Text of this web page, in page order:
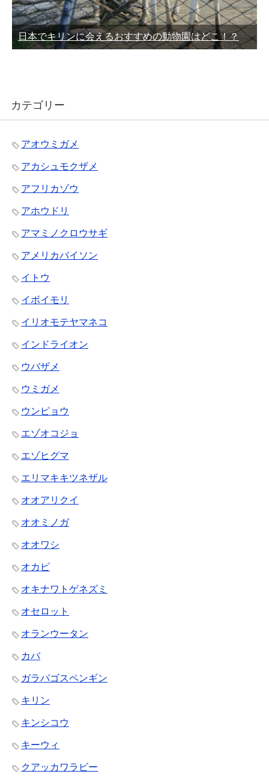
日本でキリンに会えるおすすめの動物園はどこ！？
カテゴリー
アオウミガメ
アカシュモクザメ
アフリカゾウ
アホウドリ
アマミノクロウサギ
アメリカバイソン
イトウ
イボイモリ
イリオモテヤマネコ
インドライオン
ウバザメ
ウミガメ
ウンピョウ
エゾオコジョ
エゾヒグマ
エリマキキツネザル
オオアリクイ
オオミノガ
オオワシ
オカピ
オキナワトゲネズミ
オセロット
オランウータン
カバ
ガラパゴスペンギン
キリン
キンシコウ
キーウィ
クアッカワラビー